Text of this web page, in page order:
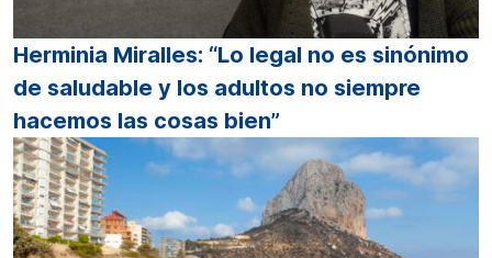
Herminia Miralles: “Lo legal no es sinónimo
de saludable y los adultos no siempre
hacemos las cosas bien”